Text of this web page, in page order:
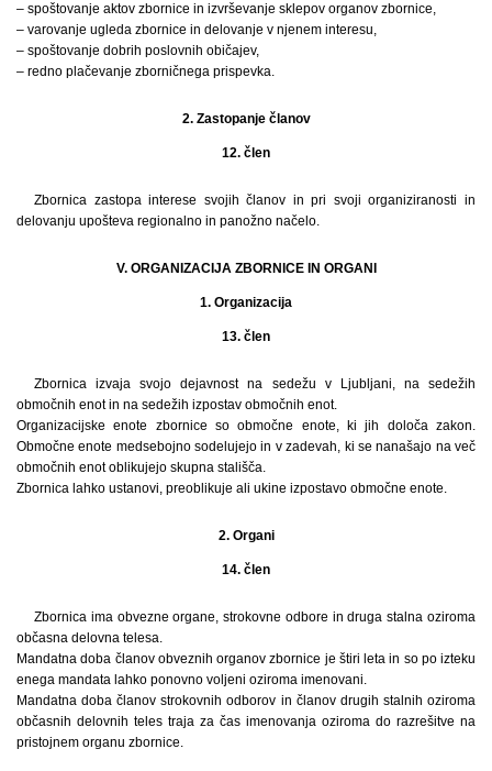
– spoštovanje aktov zbornice in izvrševanje sklepov organov zbornice,
– varovanje ugleda zbornice in delovanje v njenem interesu,
– spoštovanje dobrih poslovnih običajev,
– redno plačevanje zborničnega prispevka.
2. Zastopanje članov
12. člen
Zbornica zastopa interese svojih članov in pri svoji organiziranosti in
delovanju upošteva regionalno in panožno načelo.
V. ORGANIZACIJA ZBORNICE IN ORGANI
1. Organizacija
13. člen
Zbornica izvaja svojo dejavnost na sedežu v Ljubljani, na sedežih
območnih enot in na sedežih izpostav območnih enot.
Organizacijske enote zbornice so območne enote, ki jih določa zakon.
Območne enote medsebojno sodelujejo in v zadevah, ki se nanašajo na več
območnih enot oblikujejo skupna stališča.
Zbornica lahko ustanovi, preoblikuje ali ukine izpostavo območne enote.
2. Organi
14. člen
Zbornica ima obvezne organe, strokovne odbore in druga stalna oziroma
občasna delovna telesa.
Mandatna doba članov obveznih organov zbornice je štiri leta in so po izteku
enega mandata lahko ponovno voljeni oziroma imenovani.
Mandatna doba članov strokovnih odborov in članov drugih stalnih oziroma
občasnih delovnih teles traja za čas imenovanja oziroma do razrešitve na
pristojnem organu zbornice.